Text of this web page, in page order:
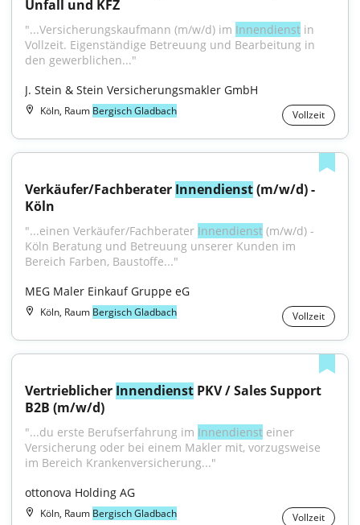
Unfall und KFZ
"...Versicherungskaufmann (m/w/d) im Innendienst in
Vollzeit. Eigenständige Betreuung und Bearbeitung in
den gewerblichen..."
J. Stein & Stein Versicherungsmakler GmbH
Köln, Raum Bergisch Gladbach Vollzeit
Verkäufer/Fachberater Innendienst (m/w/d) -
Köln
"...einen Verkäufer/Fachberater Innendienst (m/w/d) -
Köln Beratung und Betreuung unserer Kunden im
Bereich Farben, Baustoffe..."
MEG Maler Einkauf Gruppe eG
Köln, Raum Bergisch Gladbach Vollzeit
Vertrieblicher Innendienst PKV / Sales Support
B2B (m/w/d)
"...du erste Berufserfahrung im Innendienst einer
Versicherung oder bei einem Makler mit, vorzugsweise
im Bereich Krankenversicherung..."
ottonova Holding AG
Köln, Raum Bergisch Gladbach Vollzeit